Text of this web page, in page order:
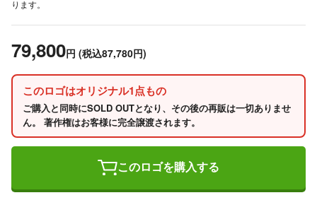
ります。
79,800円 (税込87,780円)
このロゴはオリジナル1点もの
ご購入と同時にSOLD OUTとなり、その後の再販は一切ありませ
ん。 著作権はお客様に完全譲渡されます。
このロゴを購入する